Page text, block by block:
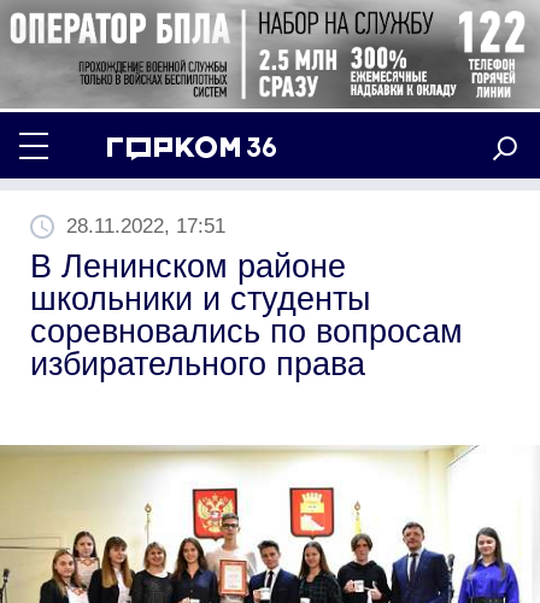
28.11.2022, 17:51
В Ленинском районе
школьники и студенты
соревновались по вопросам
избирательного права